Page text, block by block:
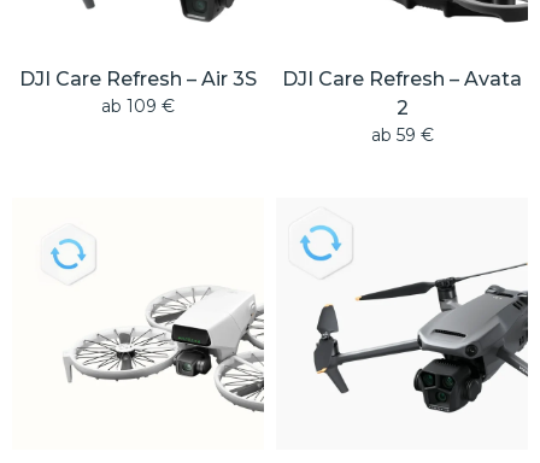
DJI Care Refresh – Air 3S
ab 109 €
DJI Care Refresh – Avata
2
ab 59 €